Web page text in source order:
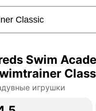
Swim
игрушки